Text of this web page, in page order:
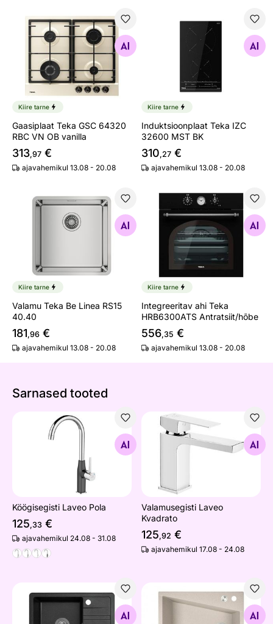
Gaasiplaat Teka GSC 64320 RBC VN OB vanilla
Otsi sarnaseid
Kiire tarne
Gaasiplaat Teka GSC 64320
RBC VN OB vanilla
313,97 €
ajavahemikul 13.08 - 20.08
Induktsioonplaat Teka IZC
Otsi sarnaseid
Kiire tarne
Induktsioonplaat Teka IZC
32600 MST BK
310,27 €
ajavahemikul 13.08 - 20.08
Valamu Teka Be Linea RS15 40.40
Otsi sarnaseid
Kiire tarne
Valamu Teka Be Linea RS15
40.40
181,96 €
ajavahemikul 13.08 - 20.08
Integreeritav ahi Teka
Otsi sarnaseid
Kiire tarne
Integreeritav ahi Teka
HRB6300ATS Antratsiit/hõbe
556,35 €
ajavahemikul 13.08 - 20.08
Sarnased tooted
Köögisegisti Laveo Pola
Otsi sarnaseid
Köögisegisti Laveo Pola
125,33 €
ajavahemikul 24.08 - 31.08
Valamusegisti Laveo
Otsi sarnaseid
Valamusegisti Laveo
Kvadrato
125,92 €
ajavahemikul 17.08 - 24.08
Graniidist Laveo valamu Stella
Otsi sarnaseid
Graniidist Laveo valamu
Otsi sarnaseid